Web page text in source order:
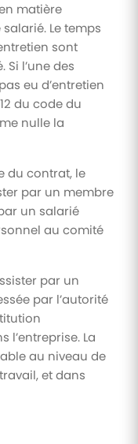
matière
Le temps
sont
l’une des
eu d’entretien
du code du
nulle la
du contrat, le
par un membre
un salarié
au comité
par un
par l’autorité
l’entreprise. La
au niveau de
et dans